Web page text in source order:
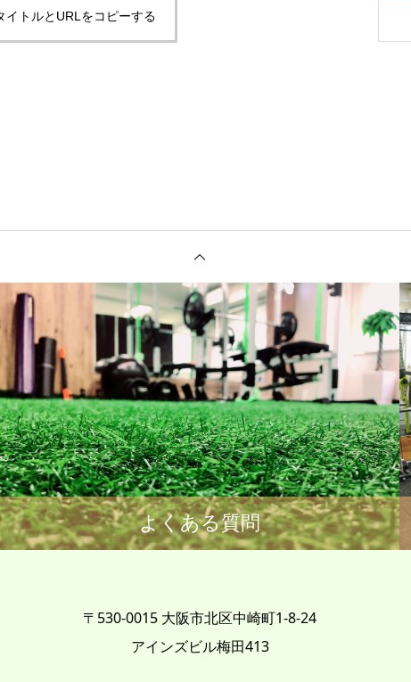
イトルとURLをコピーする
よくある質問
〒530-0015 大阪市北区中崎町1-8-24
アインズビル梅田413